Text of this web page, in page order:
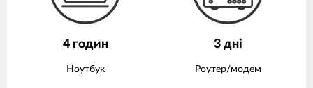
4 годин
Ноутбук
3 дні
Роутер/модем